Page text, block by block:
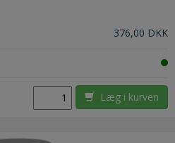
376,00 DKK
Læg i kurven